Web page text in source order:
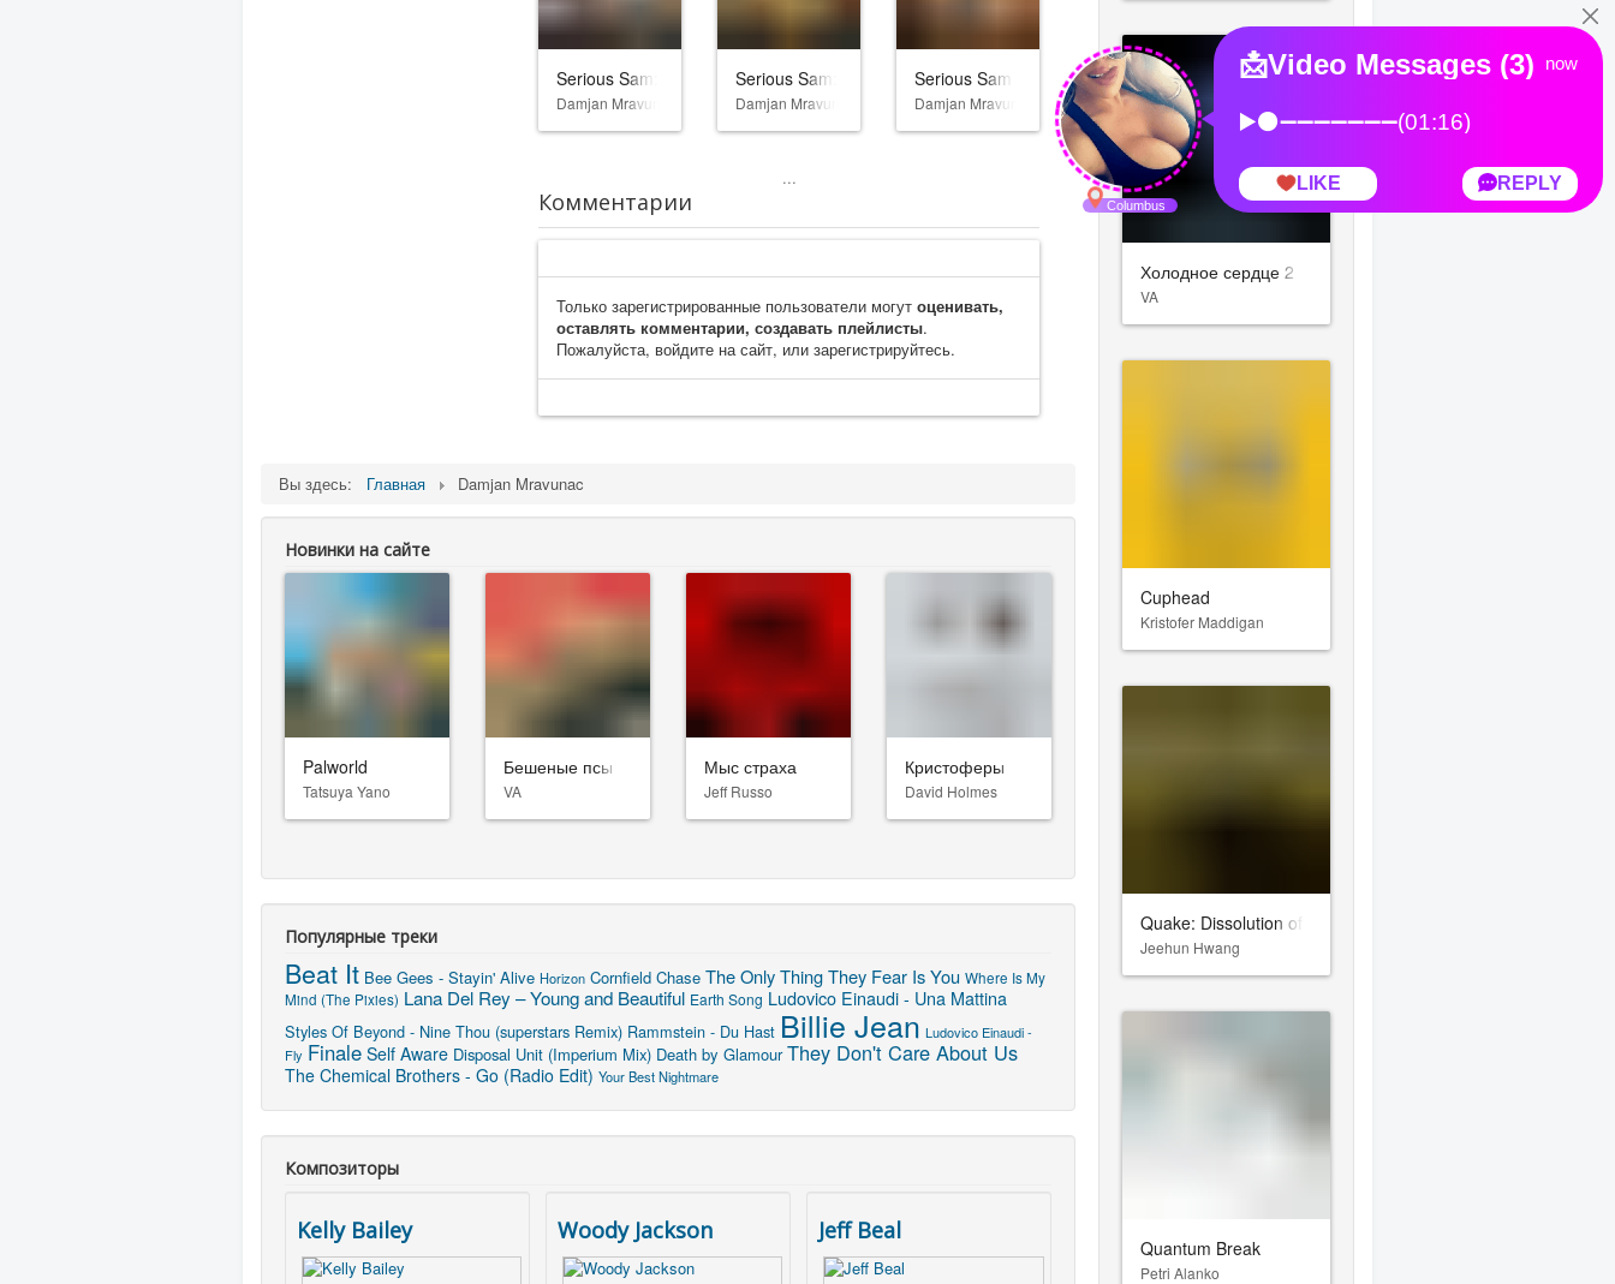
Serious Sam: The First Encounter
Damjan Mravunac
Serious Sam: The Second Encounter
Damjan Mravunac
Serious Sam 4
Damjan Mravunac
...
Комментарии
Только зарегистрированные пользователи могутоценивать,
оставлять комментарии, создавать плейлисты.
Пожалуйста, войдите на сайт, или зарегистрируйтесь.
Вы здесь: Главная Damjan Mravunac
Новинки на сайте
Palworld
Tatsuya Yano
Бешеные псы
VA
Мыс страха
Jeff Russo
Кристоферы
David Holmes
Популярные треки
Beat It Bee Gees - Stayin' Alive Horizon Cornfield Chase The Only Thing They Fear Is You Where Is My
Mind (The Pixies) Lana Del Rey – Young and Beautiful Earth Song Ludovico Einaudi - Una Mattina
Styles Of Beyond - Nine Thou (superstars Remix) Rammstein - Du Hast Billie Jean Ludovico Einaudi -
Fly Finale Self Aware Disposal Unit (Imperium Mix) Death by Glamour They Don't Care About Us
The Chemical Brothers - Go (Radio Edit) Your Best Nightmare
Композиторы
Kelly Bailey Woody Jackson Jeff Beal
Холодное сердце 2
VA
Cuphead
Kristofer Maddigan
Quake: Dissolution of Eternity
Jeehun Hwang
Quantum Break
Petri Alanko